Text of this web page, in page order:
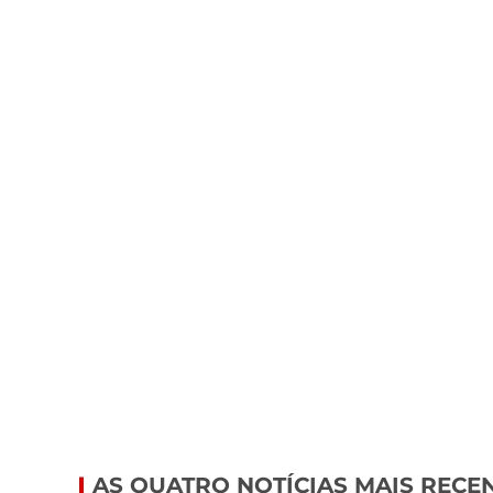
AS QUATRO NOTÍCIAS MAIS